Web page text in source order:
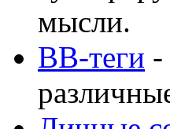
мысли.
BB-теги -